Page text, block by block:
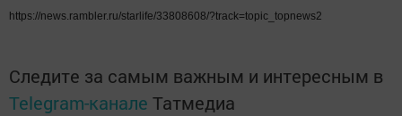
https://news.rambler.ru/starlife/33808608/?track=topic_topnews2
Следите за самым важным и интересным в
Telegram-канале Татмедиа